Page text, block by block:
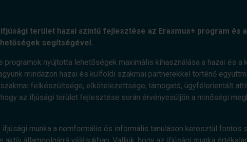
ifjúsági terület hazai szintű fejlesztése az Erasmus+ program és
segítségével.
programok nyújtotta lehetőségek maximális kihasználása a hazai és
mindazon hazai és külföldi szakmai partnerekkel történő
szakmai felkészültsége, elkötelezettsége, támogató, ügyfélorientált
az ifjúsági terület fejlesztése során érvényesüljön a minőségi
ifjúsági munka a nemformális és informális tanuláson keresztül